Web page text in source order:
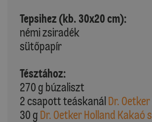
Tepsihez (kb. 30x20 cm):
némi zsiradék
sütőpapír
Tésztához:
270 g búzaliszt
2 csapott teáskanálDr.
30 g Dr. Oetker Holland Kakaó